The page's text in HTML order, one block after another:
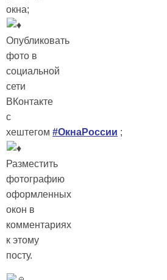
окна;
Опубликовать
фото в
социальной
сети
ВКонтакте
с
хештегом #ОкнаРоссии ;
Разместить
фотографию
оформленных
окон в
комментариях
к этому
посту.